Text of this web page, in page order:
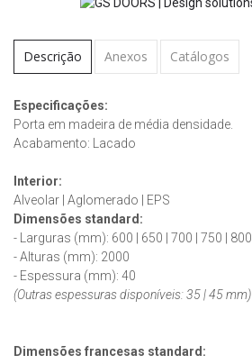
Descrição Anexos Catálogos
Especificações:
Porta em madeira de média densidade.
Acabamento: Lacado
Interior:
Alveolar | Aglomerado | EPS
Dimensões standard:
- Larguras (mm): 600 | 650 | 700 | 750 | 800
- Alturas (mm): 2000
- Espessura (mm): 40
(Outras espessuras disponíveis: 35 | 45 mm)
Dimensões francesas standard :